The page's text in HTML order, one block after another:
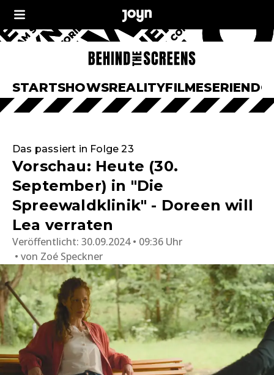
STARTSHOWSREALITYFILMESERIEN
Das passiert in Folge 23
Vorschau: Heute (30.
September) in "Die
Spreewaldklinik" - Doreen will
Lea verraten
Veröffentlicht: 30.09.2024 • 09:36 Uhr
von Zoé Speckner